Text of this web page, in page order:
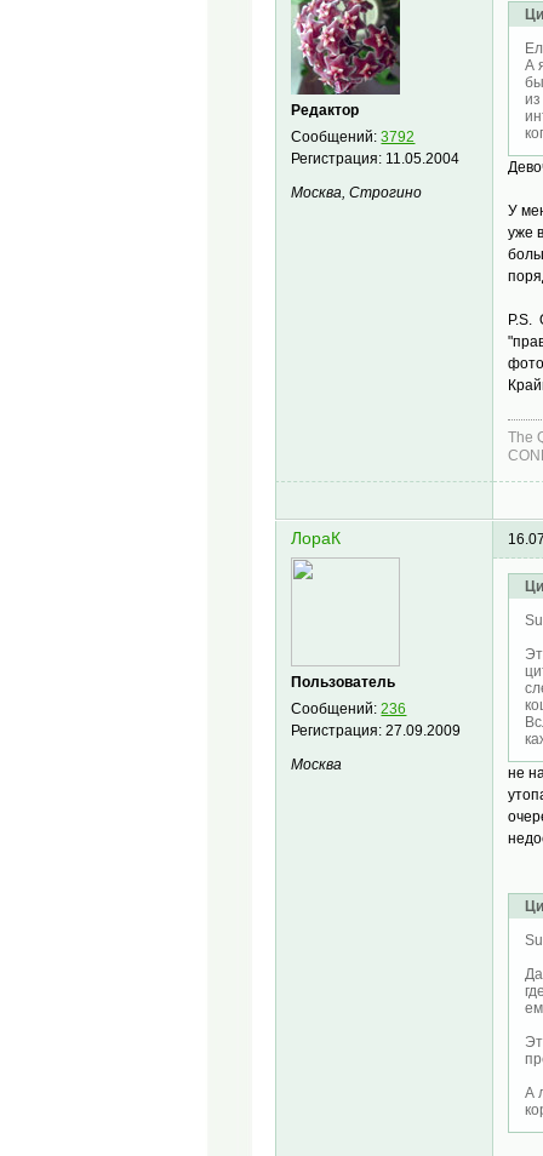
Редактор
Сообщений:3792
Регистрация: 11.05.2004
Москва, Строгино
А
У
уже
P.S.
The
ЛораК
Пользователь
Сообщений:236
Регистрация:27.09.2009
Москва
не
А